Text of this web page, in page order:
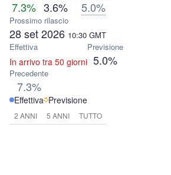
7.3% 3.6% 5.0%
Prossimo rilascio
28 set 2026 10:30 GMT
Effettiva
In arrivo tra 50 giorni
Previsione
5.0%
Precedente
7.3%
Effettiva Previsione
2 ANNI 5 ANNI TUTTO